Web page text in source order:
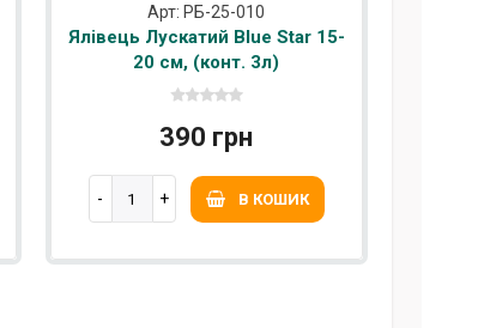
Арт: РБ-25-010
Ялівець Лускатий Blue Star 15-
20 см, (конт. 3л)
390 грн
В КОШИК